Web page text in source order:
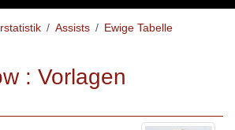
Assists
Ewige Tabelle
: Vorlagen